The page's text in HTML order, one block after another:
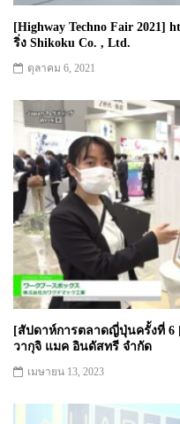
[Highway Techno Fair 2021]
ริ่ง Shikoku Co. , Ltd.
ตุลาคม 6, 2021
[สัปดาห์การตลาดญี่ปุ่นครั้งที่ 6
วากุจิ แมค อินดัสทรี จำกัด
เมษายน 13, 2023